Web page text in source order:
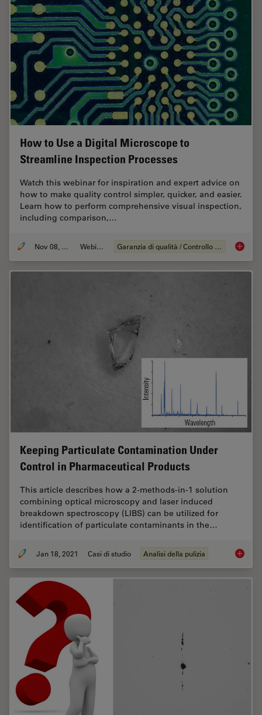
How to Use a Digital Microscope to
Streamline Inspection Processes
Watch this webinar for inspiration and expert advice on
how to make quality control simpler, quicker, and easier.
Learn how to perform comprehensive visual inspection,
including comparison,…
Nov 08, 2021 Webinar: Garanzia di qualità / Controllo di qualità How to
Keeping Particulate Contamination Under
Control in Pharmaceutical Products
This article describes how a 2-methods-in-1 solution
combining optical microscopy and laser induced
breakdown spectroscopy (LIBS) can be utilized for
identification of particulate contaminants in the…
Jan 18, 2021 Casi di studio Analisi della pulizia